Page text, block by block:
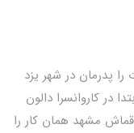
را پدرمان در شهر یزد
در کاروانسرا دالون
قماش مشهد همان کار را